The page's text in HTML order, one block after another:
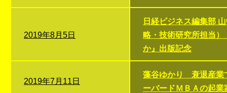
2019年8月5日
日経ビジネス編集部
略・技術研究所担当
か』出版記念
2019年7月11日
藻谷ゆかり 衰退産業
ーバードＭＢＡの起